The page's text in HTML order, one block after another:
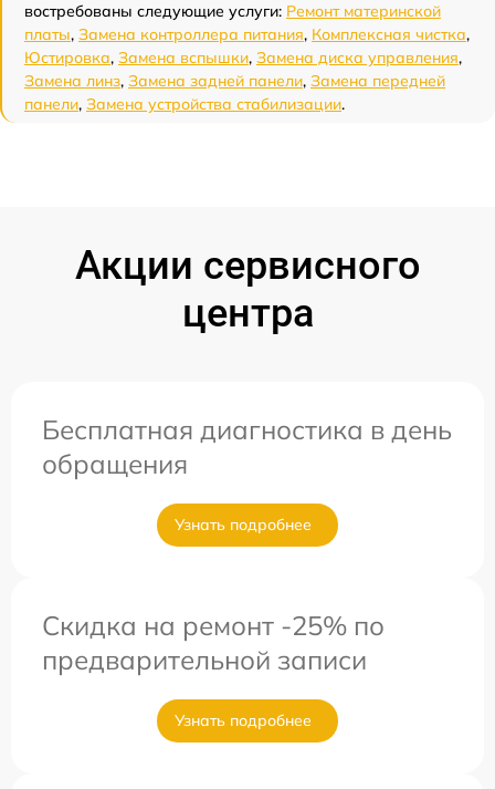
востребованы следующие услуги: Ремонт материнской
платы, Замена контроллера питания, Комплексная чистка,
Юстировка, Замена вспышки, Замена диска управления,
Замена линз, Замена задней панели, Замена передней
панели, Замена устройства стабилизации.
Акции сервисного
центра
Бесплатная диагностика в день
обращения
Узнать подробнее
Скидка на ремонт -25% по
предварительной записи
Узнать подробнее